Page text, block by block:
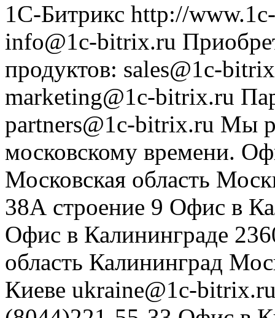
1С-Битрикс http://
info@1c-bitrix.ru
продуктов: sales@1c-
marketing@1c-bitrix.ru
partners@1c-bitrix.ru Мы
московскому времени.
Московская область
38А строение 9 Офис в
Офис в Калининграде
область Калининград
Киеве ukraine@1c-